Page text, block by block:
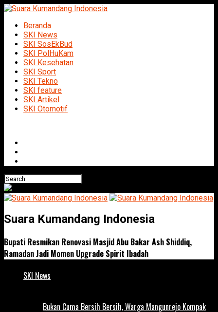
Beranda
SKI News
SKI SosEkBud
SKI PolHuKam
SKI Kesehatan
SKI Sport
SKI Tekno
SKI feature
SKI Artikel
SKI Otomotif
Suara Kumandang Indonesia
Bupati Resmikan Renovasi Masjid Abu Bakar Ash Shiddiq,
Ramadan Jadi Momen Upgrade Spirit Ibadah
SKI News
Bukan Cuma Bersih Bersih, Warga Mangunrejo Kompak